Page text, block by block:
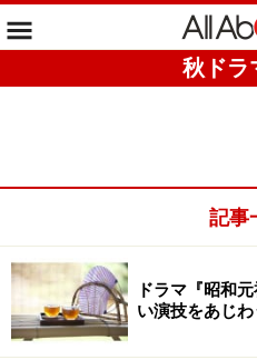
秋ドラ
記事
ドラマ『昭和
い演技をあじわ